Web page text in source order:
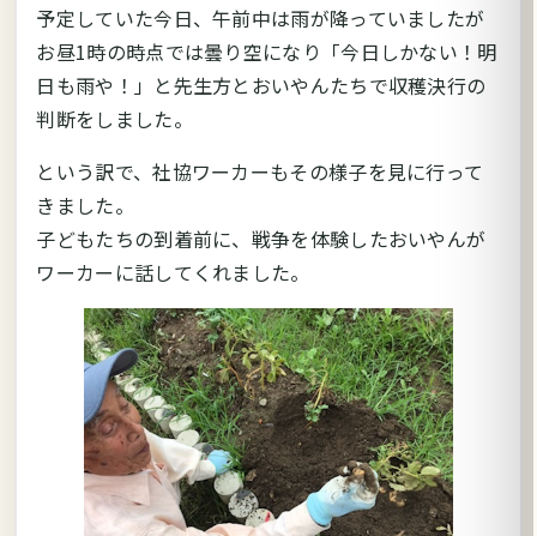
予定していた今日、午前中は雨が降っていましたが
お昼1時の時点では曇り空になり「今日しかない！明
日も雨や！」と先生方とおいやんたちで収穫決行の
判断をしました。
という訳で、社協ワーカーもその様子を見に行って
きました。
子どもたちの到着前に、戦争を体験したおいやんが
ワーカーに話してくれました。